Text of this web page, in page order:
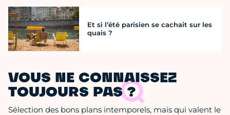
Et si l’été parisien se cachait sur les
quais ?
VOUS NE CONNAISSEZ
TOUJOURS PAS ?
Sélection des bons plans intemporels, mais qui valent le